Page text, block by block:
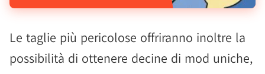
Le taglie più pericolose offriranno inoltre la
possibilità di ottenere decine di mod uniche,